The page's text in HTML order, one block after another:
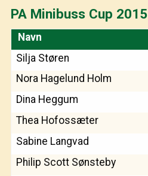
PA Minibuss Cup 2015
Navn
Silja Støren
Nora Hagelund Holm
Dina Heggum
Thea Hofossæter
Sabine Langvad
Philip Scott Sønsteby